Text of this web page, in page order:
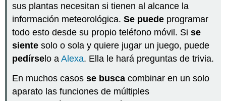
El
"se"
impersonal
"se"
pasivo
"se"
en
sus plantas necesitan si tienen al alcance la
información meteorológica.Se puede programar
todo esto desde su propio teléfono móvil. Sise
siente solo o sola y quiere jugar un juego, puede
pedírselo aAlexa. Ella le hará preguntas de trivia.
En muchos casosse busca combinar en un solo
aparato las funciones de múltiples